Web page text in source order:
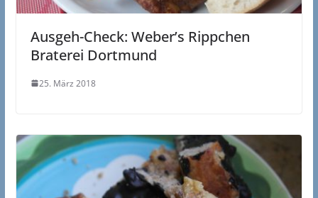
Ausgeh-Check: Weber’s Rippchen
Braterei Dortmund
25. März 2018